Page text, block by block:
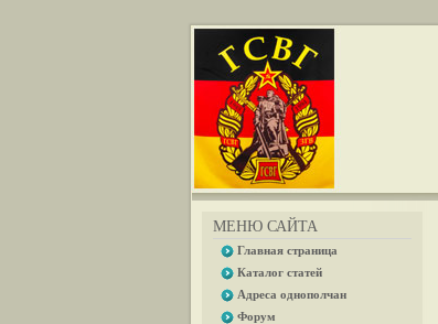
МЕНЮ САЙТА
Главная страница
Каталог статей
Адреса однополчан
Форум